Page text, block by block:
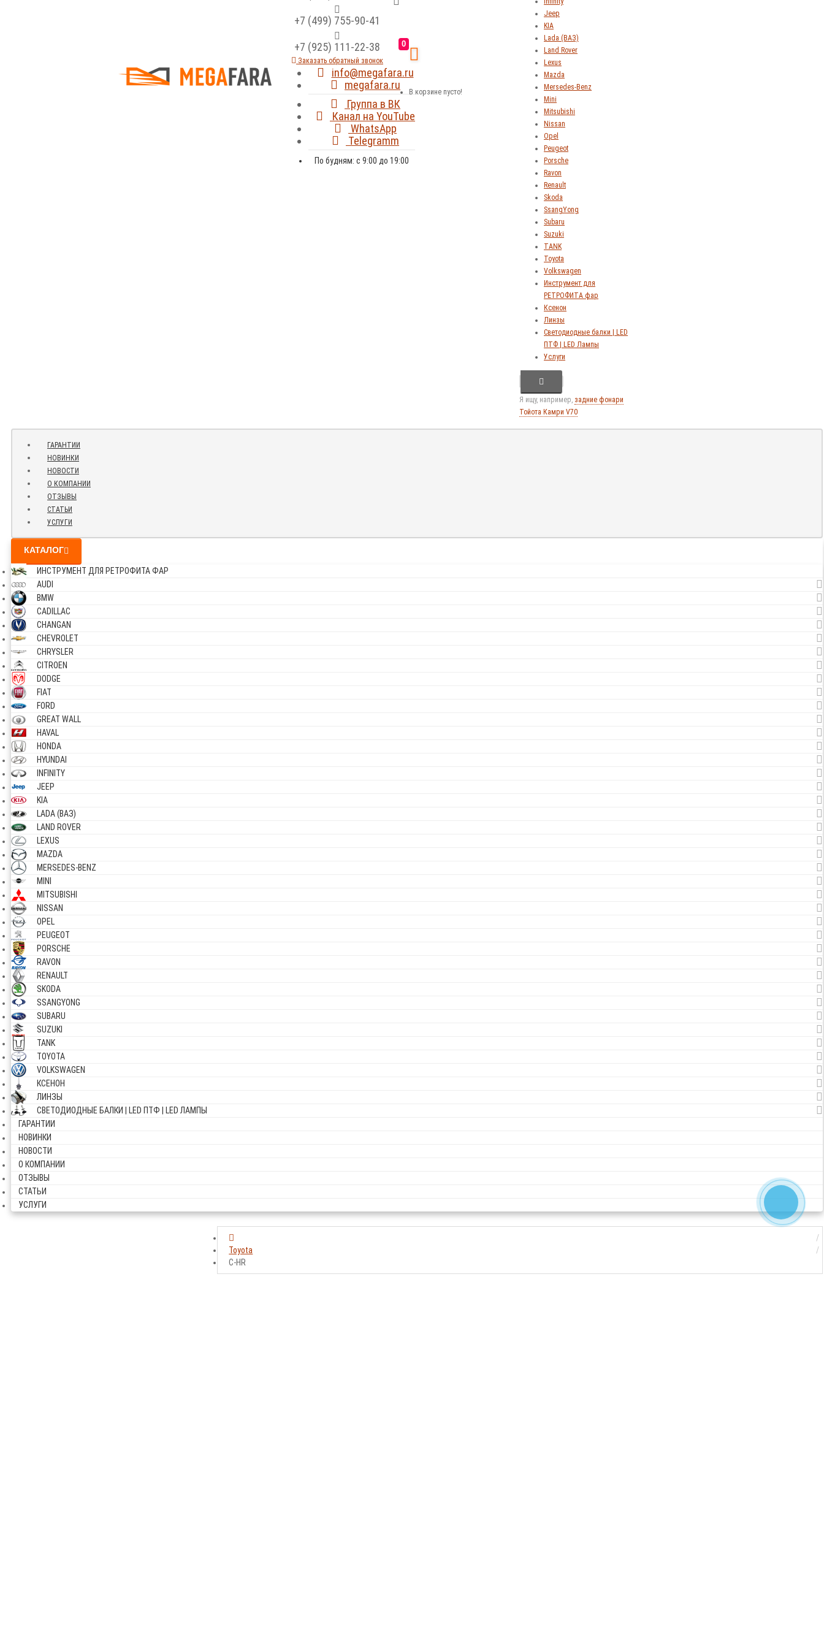
+7 (499) 755-90-41
+7 (925) 111-22-38
Заказать обратный звонок
info@megafara.ru
megafara.ru
Группа в ВК
Канал на YouTube
WhatsApp
Telegramm
По будням: с 9:00 до 19:00
0
В корзине пусто!
Jeep
KIA
Lada (ВАЗ)
Land Rover
Lexus
Mazda
Mersedes-Benz
Mini
Mitsubishi
Nissan
Opel
Peugeot
Porsche
Ravon
Renault
Skoda
SsangYong
Subaru
Suzuki
TANK
Toyota
Volkswagen
Инструмент для
РЕТРОФИТА фар
Ксенон
Линзы
Светодиодные балки | LED
ПТФ | LED Лампы
Услуги
Я ищу, например, задние фонари
Тойота Камри V70
ГАРАНТИИ
НОВИНКИ
НОВОСТИ
О КОМПАНИИ
ОТЗЫВЫ
СТАТЬИ
УСЛУГИ
КАТАЛОГ
ИНСТРУМЕНТ ДЛЯ РЕТРОФИТА ФАР
AUDI
BMW
CADILLAC
CHANGAN
CHEVROLET
CHRYSLER
CITROEN
DODGE
FIAT
FORD
GREAT WALL
HAVAL
HONDA
HYUNDAI
INFINITY
JEEP
KIA
LADA (ВАЗ)
LAND ROVER
LEXUS
MAZDA
MERSEDES-BENZ
MINI
MITSUBISHI
NISSAN
OPEL
PEUGEOT
PORSCHE
RAVON
RENAULT
SKODA
SSANGYONG
SUBARU
SUZUKI
TANK
TOYOTA
VOLKSWAGEN
КСЕНОН
ЛИНЗЫ
СВЕТОДИОДНЫЕ БАЛКИ | LED ПТФ | LED ЛАМПЫ
ГАРАНТИИ
НОВИНКИ
НОВОСТИ
О КОМПАНИИ
ОТЗЫВЫ
СТАТЬИ
УСЛУГИ
Toyota
C-HR